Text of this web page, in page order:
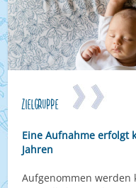
Zielgruppe
Eine Aufnahme erfolgt
Jahren
Aufgenommen werden